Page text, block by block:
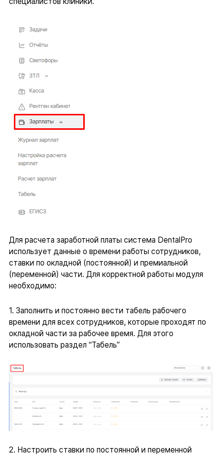
Для расчета заработной платы система DentalPro
использует данные о времени работы сотрудников,
ставки по окладной (постоянной) и премиальной
(переменной) части. Для корректной работы модуля
необходимо:
1. Заполнить и постоянно вести табель рабочего
времени для всех сотрудников, которые проходят по
окладной части за рабочее время. Для этого
использовать раздел “Табель”
2. Настроить ставки по постоянной и переменной